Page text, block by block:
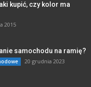
kupić, czy kolor ma
2015
samochodu na ramię?
20 grudnia 2023